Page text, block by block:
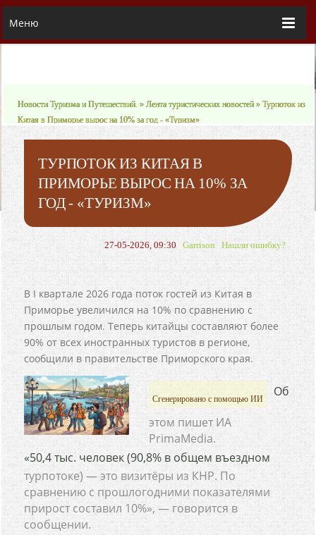
Меню
Новости Туризма и Путешествий. »Лента туристических новостей » Турпоток из
Китая в Приморье вырос на 10% за год - «Туризм»
ТУРПОТОК ИЗ КИТАЯ В
ПРИМОРЬЕ ВЫРОС НА 10% ЗА
ГОД - «ТУРИЗМ»
27-05-2026, 09:30 Garrison Нашли ошибку?
В I квартале 2026 года поток гостей из Китая в
Приморье увеличился на 10% по сравнению с
прошлым годом. Теперь китайцы составляют более
90% от всех иностранных туристов в регионе,
сообщили в правительстве Приморского края.
Сгенерировано с помощью ИИ
Об
этом пишет ИА
PrimaMedia.
«50,4 тыс. человек (90,8% в общем въездном
турпотоке) — это визитёры из КНР. По
сравнению с прошлогодними показателями
прирост составил 10%», — говорится в
сообщении.